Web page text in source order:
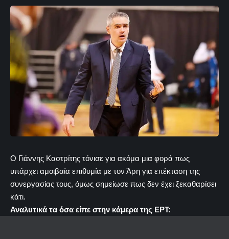
Ο Γιάννης Καστρίτης τόνισε για ακόμα μια φορά πως
υπάρχει αμοιβαία επιθυμία με τον Άρη για επέκταση της
συνεργασίας τους, όμως σημείωσε πως δεν έχει ξεκαθαρίσει
κάτι.
Αναλυτικά τα όσα είπε στην κάμερα της ΕΡΤ: